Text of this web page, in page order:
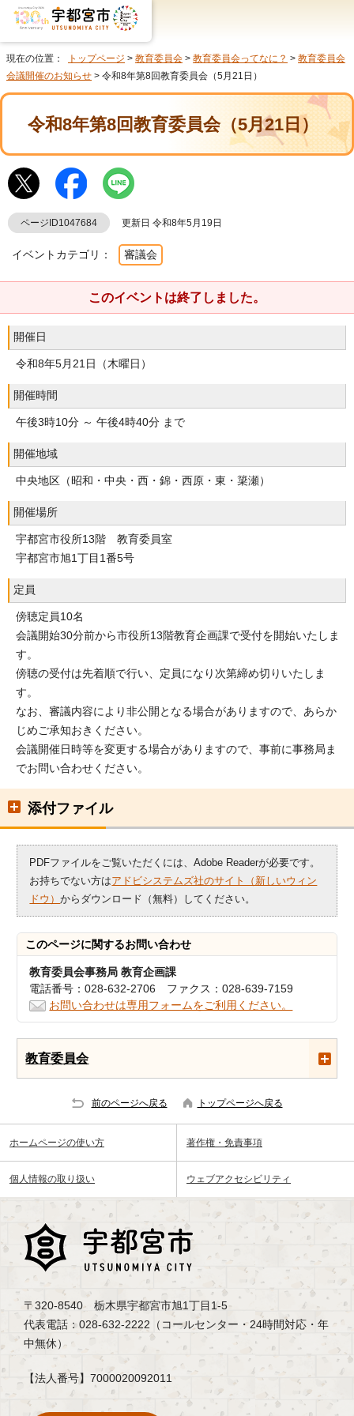
現在の位置： トップページ > 教育委員会 > 教育委員会ってなに？ > 教育委員会
会議開催のお知らせ > 令和8年第8回教育委員会（5月21日）
令和8年第8回教育委員会（5月21日）
ページID1047684 更新日 令和8年5月19日
イベントカテゴリ： 審議会
このイベントは終了しました。
開催日
令和8年5月21日（木曜日）
開催時間
午後3時10分 ～ 午後4時40分 まで
開催地域
中央地区（昭和・中央・西・錦・西原・東・簗瀬）
開催場所
宇都宮市役所13階 教育委員室
宇都宮市旭1丁目1番5号
定員
傍聴定員10名
会議開始30分前から市役所13階教育企画課で受付を開始いたしま
す。
傍聴の受付は先着順で行い、定員になり次第締め切りいたしま
す。
なお、審議内容により非公開となる場合がありますので、あらか
じめご承知おきください。
会議開催日時等を変更する場合がありますので、事前に事務局ま
でお問い合わせください。
添付ファイル
PDFファイルをご覧いただくには、Adobe Readerが必要です。
お持ちでない方はアドビシステムズ社のサイト（新しいウィン
ドウ）からダウンロード（無料）してください。
このページに関するお問い合わせ
教育委員会事務局 教育企画課
電話番号：028-632-2706 ファクス：028-639-7159
お問い合わせは専用フォームをご利用ください。
教育委員会
前のページへ戻る トップページへ戻る
ホームページの使い方 著作権・免責事項
個人情報の取り扱い ウェブアクセシビリティ
〒320-8540 栃木県宇都宮市旭1丁目1-5
代表電話：028-632-2222（コールセンター・24時間対応・年
中無休）
【法人番号】7000020092011